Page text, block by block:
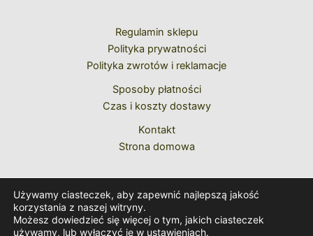
Regulamin sklepu
Polityka prywatności
Polityka zwrotów i reklamacje
Sposoby płatności
Czas i koszty dostawy
Kontakt
Strona domowa
Używamy ciasteczek, aby zapewnić najlepszą jakość
korzystania z naszej witryny.
Możesz dowiedzieć się więcej o tym, jakich ciasteczek
używamy, lub wyłączyć je w ustawieniach.